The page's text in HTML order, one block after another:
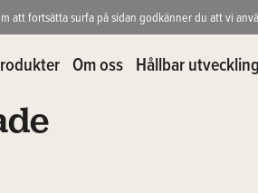
Hållbar utveckling
Om oss
att fortsätta surfa på sidan godkänner du att vi